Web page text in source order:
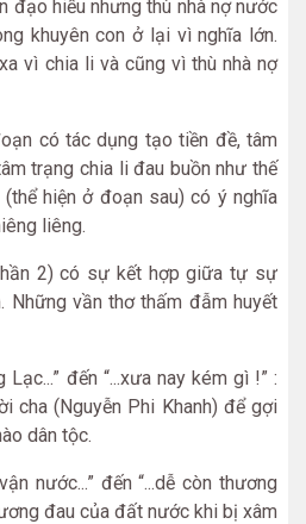
đạo hiếu nhưng thù nhà nợ nước
khuyên con ở lại vì nghĩa lớn.
vì chia li và cũng vì thù nhà nợ
có tác dụng tạo tiền đề, tâm
trạng chia li đau buồn như thế
hiện ở đoạn sau) có ý nghĩa
liêng.
2) có sự kết hợp giữa tự sự
Những vần thơ thấm đẫm huyết
đến “...xưa nay kém gì !” :
cha (Nguyễn Phi Khanh) để gợi
dân tộc.
nước...” đến “...dễ còn thương
đau của đất nước khi bị xâm